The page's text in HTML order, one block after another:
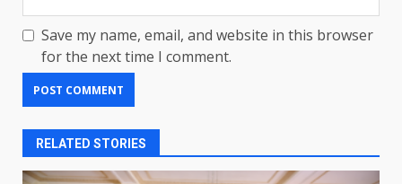
Save my name, email, and website in this browser
for the next time I comment.
RELATED STORIES